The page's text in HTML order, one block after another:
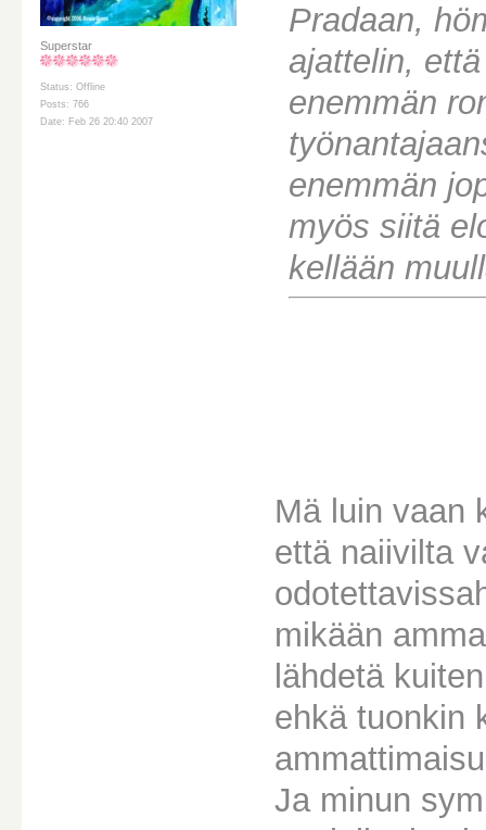
Superstar
Status: Offline
Posts: 766
Date: Feb 26 20:40 2007
Pradaan,
ajattelin,
enemmän
enemmän
myös siitä
kellään
Mä luin vaan
että naiivilta
mikään
lähdetä
ehkä tuonkin
Ja minun